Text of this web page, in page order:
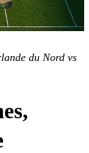
du Nord vs